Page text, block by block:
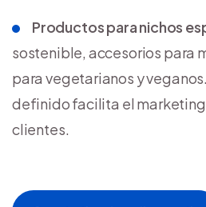
Productos para nichos
sostenible, accesorios para
para vegetarianos y
definido facilita el
clientes.